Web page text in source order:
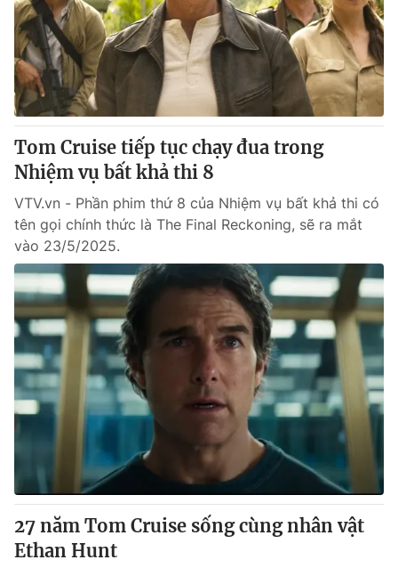
® Cấm sao chép dưới mọi hình thức nếu không có sự chấp
thuận bằng văn bản. Ghi rõ nguồn VTV.vn khi phát hành lại
thông tin từ website này.
Tom Cruise tiếp tục chạy đua trong
Nhiệm vụ bất khả thi 8
VTV.vn - Phần phim thứ 8 của Nhiệm vụ bất khả thi có
tên gọi chính thức là The Final Reckoning, sẽ ra mắt
vào 23/5/2025.
27 năm Tom Cruise sống cùng nhân vật
Ethan Hunt